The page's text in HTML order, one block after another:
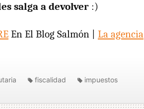
salga a devolver :)
En El Blog Salmón | La agencia
fiscalidad
impuestos